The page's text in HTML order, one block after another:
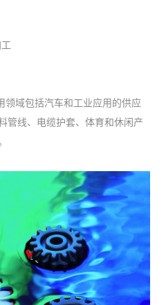
领域包括汽车和工业应用的供应
管线、电缆护套、体育和休闲产